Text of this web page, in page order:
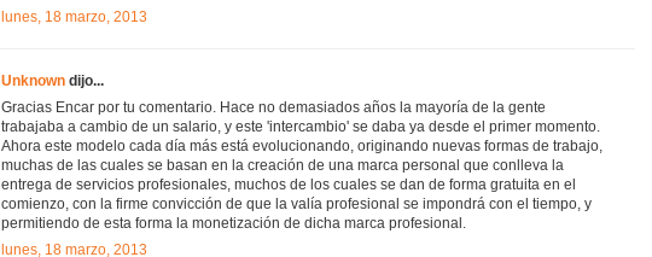
lunes, 18 marzo, 2013
Unknown dijo...
Gracias Encar por tu comentario. Hace no demasiados años la mayoría de la gente
trabajaba a cambio de un salario, y este 'intercambio' se daba ya desde el primer momento.
Ahora este modelo cada día más está evolucionando, originando nuevas formas de trabajo,
muchas de las cuales se basan en la creación de una marca personal que conlleva la
entrega de servicios profesionales, muchos de los cuales se dan de forma gratuita en el
comienzo, con la firme convicción de que la valía profesional se impondrá con el tiempo, y
permitiendo de esta forma la monetización de dicha marca profesional.
lunes, 18 marzo, 2013